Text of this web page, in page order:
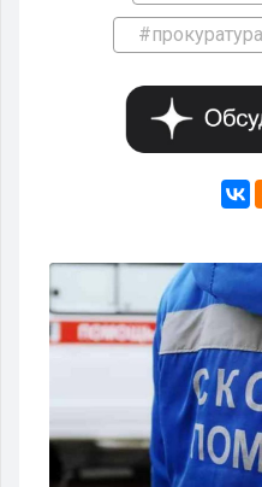
#прокуратура